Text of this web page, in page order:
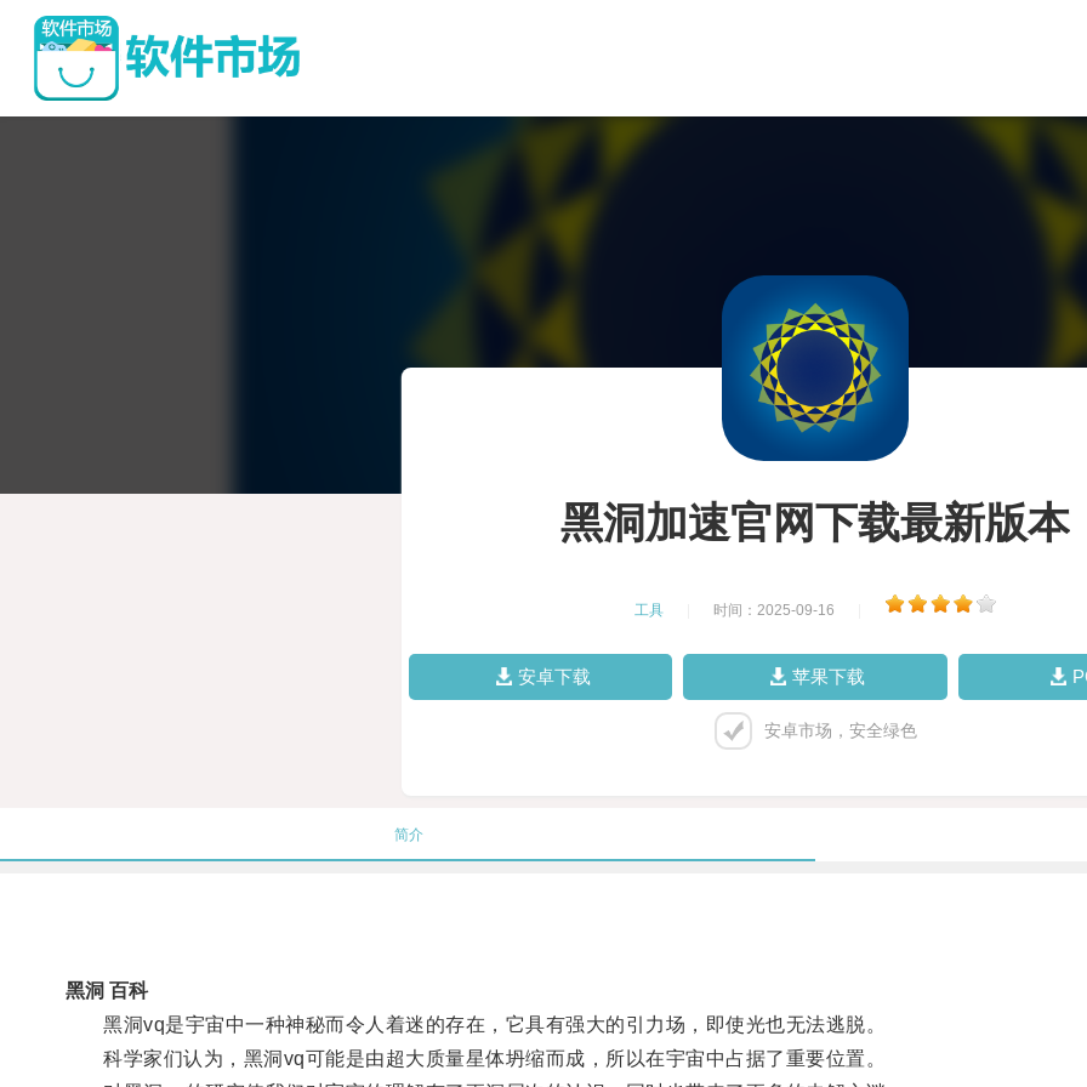
黑洞加速官网下载最新版本
工具 时间：2025-09-16
安卓下载 苹果下载
安卓市场，安全绿色
简介
黑洞 百科
黑洞vq是宇宙中一种神秘而令人着迷的存在，它具有强大的引力场，即使光也无法逃脱。
科学家们认为，黑洞vq可能是由超大质量星体坍缩而成，所以在宇宙中占据了重要位置。